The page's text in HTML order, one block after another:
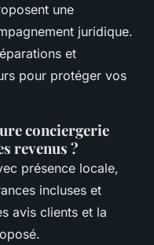
une
juridique.
et
pour protéger vos
conciergerie
revenus ?
présence locale,
incluses et
avis clients et la